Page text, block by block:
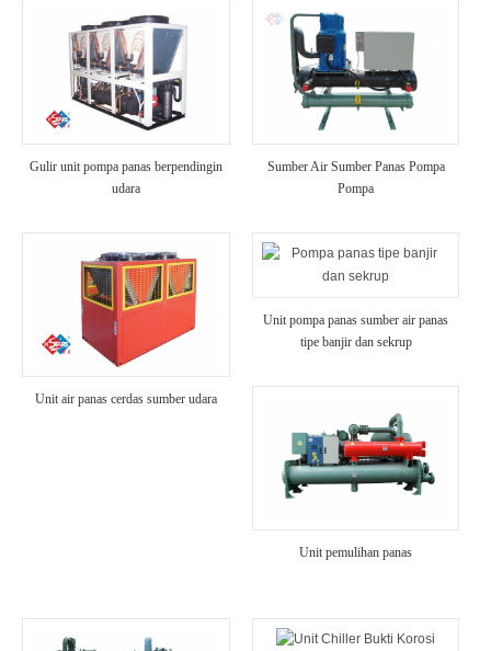
Gulir unit pompa panas berpendingin
udara
Sumber Air Sumber Panas Pompa
Pompa
Unit air panas cerdas sumber udara
Unit pompa panas sumber air panas
tipe banjir dan sekrup
Unit pemulihan panas